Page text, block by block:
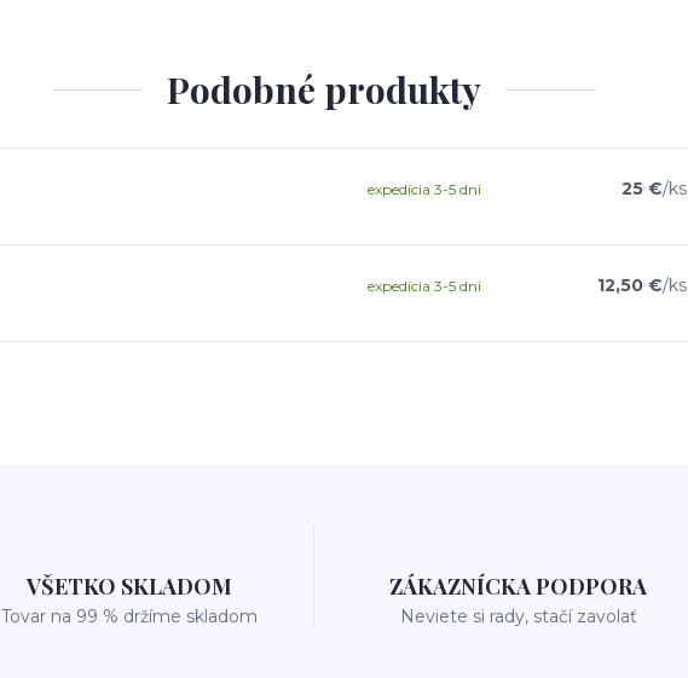
Podobné produkty
25 €/ks
expedícia 3-5 dní
12,50 €/ks
expedícia 3-5 dní
VŠETKO SKLADOM
Tovar na 99 % držíme skladom
ZÁKAZNÍCKA PODPORA
Neviete si rady, stačí zavolať